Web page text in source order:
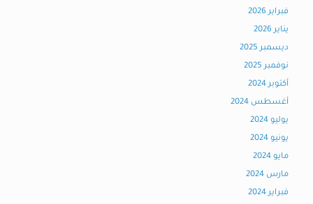
فبراير 2026
يناير 2026
ديسمبر 2025
نوفمبر 2025
أكتوبر 2024
أغسطس 2024
يوليو 2024
يونيو 2024
مايو 2024
مارس 2024
فبراير 2024